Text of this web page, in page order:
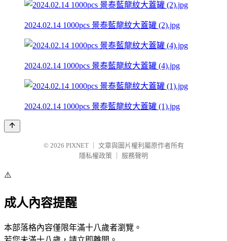
2024.02.14 1000pcs 景泰藍龍紋大蓋罐 (2).jpg
2024.02.14 1000pcs 景泰藍龍紋大蓋罐 (4).jpg
2024.02.14 1000pcs 景泰藍龍紋大蓋罐 (1).jpg
© 2026 PIXNET
文章與圖片權利屬原作者所有
隱私權政策
服務聲明
⚠️
成人內容提醒
本部落格內容僅限年滿十八歲者瀏覽。